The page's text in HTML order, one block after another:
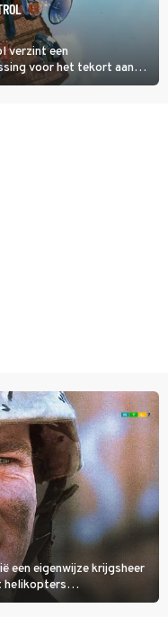
verzint een
voor het tekort aan
een eigenwijze krijgsheer
helikopters